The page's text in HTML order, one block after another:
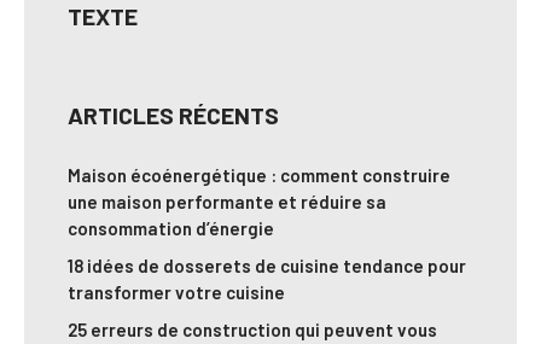
TEXTE
ARTICLES RÉCENTS
Maison écoénergétique : comment construire
une maison performante et réduire sa
consommation d’énergie
18 idées de dosserets de cuisine tendance pour
transformer votre cuisine
25 erreurs de construction qui peuvent vous